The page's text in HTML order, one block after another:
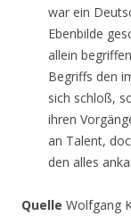
war ein
Ebenbilde
allein
Begriffs den
sich schloß,
ihren
an Talent,
den alles
Quelle Wolfgang